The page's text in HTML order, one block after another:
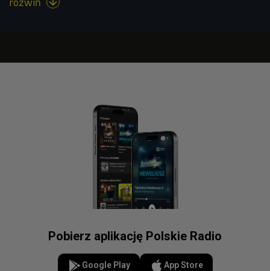
Pobierz aplikację Polskie Radio
Google Play App Store